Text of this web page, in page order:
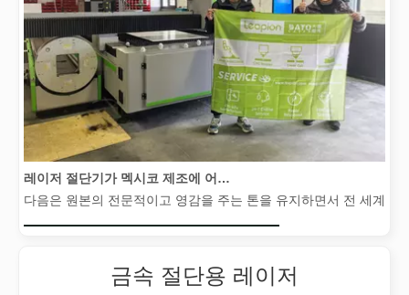
다음은 원본의 전문적이고 영감을 주는 톤을 유지하면서 전 세계
금속 절단용 레이저